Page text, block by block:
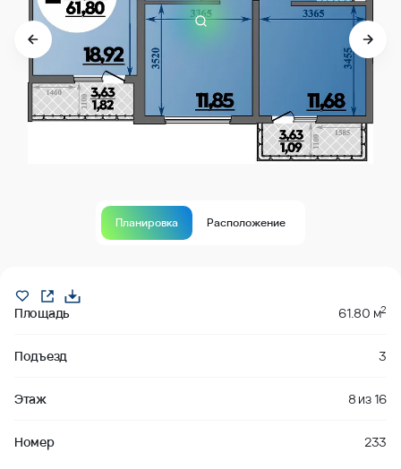
Планировка Расположение
Площадь 61.80 м2
Подъезд 3
Этаж 8 из16
Номер 233